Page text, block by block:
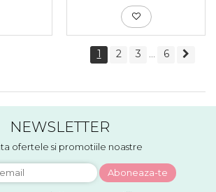
1 2 3 6
NEWSLETTER
ofertele si promotiile noastre